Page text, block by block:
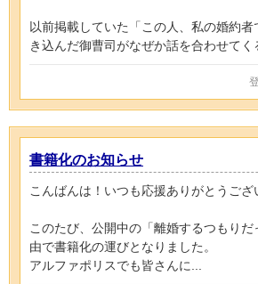
以前掲載していた「この人、私の婚約者
き込んだ御曹司がなぜか話を合わせてく
書籍化のお知らせ
こんばんは！いつも応援ありがとうござ
このたび、公開中の「離婚するつもり
由で書籍化の運びとなりました。
アルファポリスでも皆さんに...